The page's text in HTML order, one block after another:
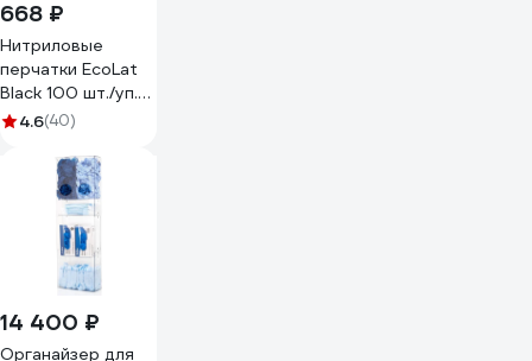
668 ₽
Нитриловые
перчатки EcoLat
Black 100 шт./уп.
размер L, 3740/L
4.6(40)
14 400 ₽
Органайзер для